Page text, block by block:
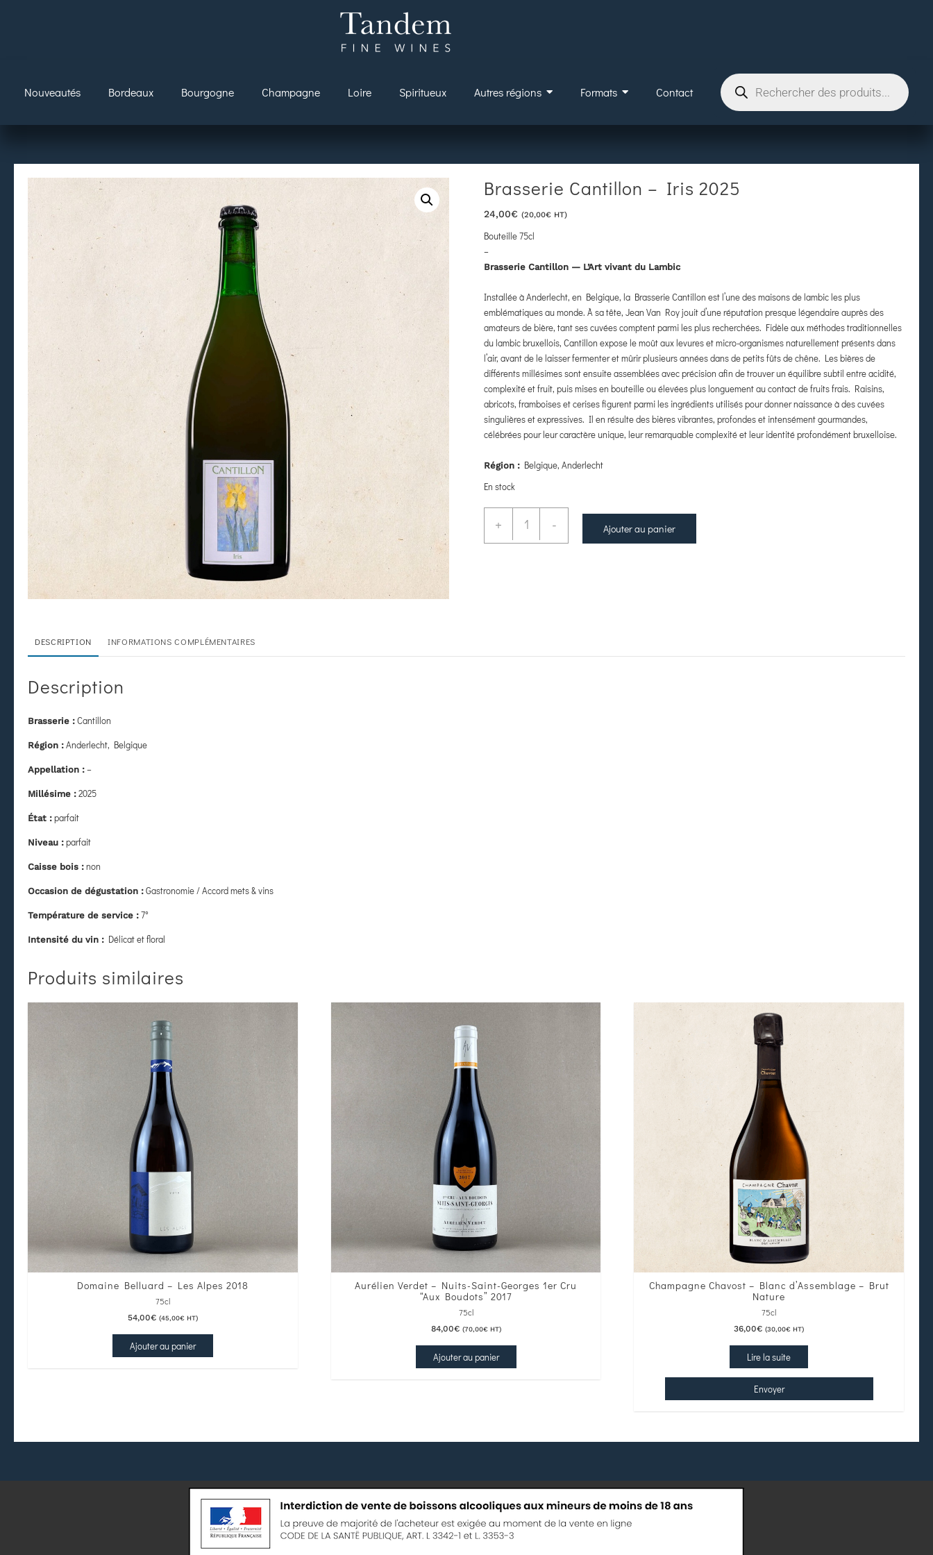
Nouveautés Bordeaux Bourgogne Champagne Loire Spiritueux Autres régions Formats Contact
Brasserie Cantillon – Iris 2025
24,00€ (20,00€ HT)
Bouteille 75cl
–
Brasserie Cantillon — L’Art vivant du Lambic
Installée à Anderlecht, en Belgique, la Brasserie Cantillon est l’une des maisons de lambic les plus
emblématiques au monde. À sa tête, Jean Van Roy jouit d’une réputation presque légendaire auprès des
amateurs de bière, tant ses cuvées comptent parmi les plus recherchées. Fidèle aux méthodes traditionnelles
du lambic bruxellois, Cantillon expose le moût aux levures et micro-organismes naturellement présents dans
l’air, avant de le laisser fermenter et mûrir plusieurs années dans de petits fûts de chêne. Les bières de
différents millésimes sont ensuite assemblées avec précision afin de trouver un équilibre subtil entre acidité,
complexité et fruit, puis mises en bouteille ou élevées plus longuement au contact de fruits frais. Raisins,
abricots, framboises et cerises figurent parmi les ingrédients utilisés pour donner naissance à des cuvées
singulières et expressives. Il en résulte des bières vibrantes, profondes et intensément gourmandes,
célébrées pour leur caractère unique, leur remarquable complexité et leur identité profondément bruxelloise.
Région : Belgique, Anderlecht
En stock
+ - Ajouter au panier
DESCRIPTION INFORMATIONS COMPLÉMENTAIRES
Description
Brasserie : Cantillon
Région : Anderlecht, Belgique
Appellation : –
Millésime : 2025
État : parfait
Niveau : parfait
Caisse bois : non
Occasion de dégustation : Gastronomie / Accord mets & vins
Température de service : 7°
Intensité du vin : Délicat et floral
Produits similaires
Domaine Belluard – Les Alpes 2018
75cl
54,00€ (45,00€HT)
Ajouter au panier
Aurélien Verdet – Nuits-Saint-Georges 1er Cru
“Aux Boudots” 2017
75cl
84,00€ (70,00€HT)
Ajouter au panier
Champagne Chavost – Blanc d’Assemblage – Brut
Nature
75cl
36,00€ (30,00€ HT)
Lire la suite
Envoyer